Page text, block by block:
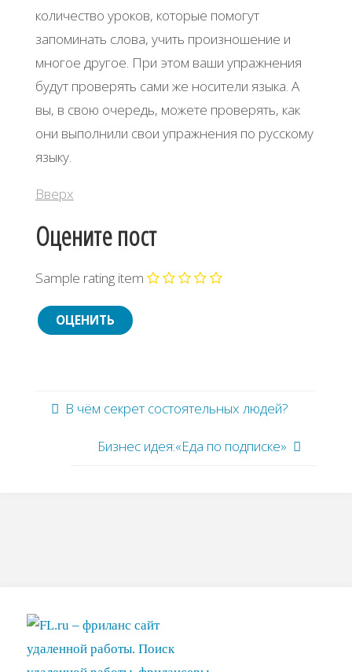
количество уроков, которые помогут
запоминать слова, учить произношение и
многое другое. При этом ваши упражнения
будут проверять сами же носители языка. А
вы, в свою очередь, можете проверять, как
они выполнили свои упражнения по русскому
языку.
Вверх
Оцените пост
Sample rating item
В чём секрет состоятельных людей?
Бизнес идея:«Еда по подписке»